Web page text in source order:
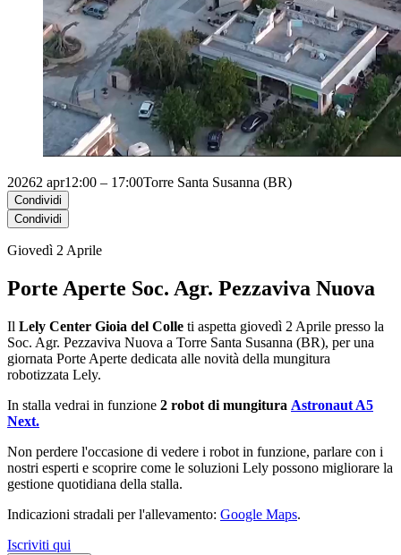
20262 apr12:00 – 17:00Torre Santa Susanna (BR)
Condividi
Condividi
Giovedì 2 Aprile
Porte Aperte Soc. Agr. Pezzaviva Nuova
Il Lely Center Gioia del Colle ti aspetta giovedì 2 Aprile presso la
Soc. Agr. Pezzaviva Nuova a Torre Santa Susanna (BR), per una
giornata Porte Aperte dedicata alle novità della mungitura
robotizzata Lely.
In stalla vedrai in funzione 2 robot di mungitura Astronaut A5
Next.
Non perdere l'occasione di vedere i robot in funzione, parlare con i
nostri esperti e scoprire come le soluzioni Lely possono migliorare la
gestione quotidiana della stalla.
Indicazioni stradali per l'allevamento: Google Maps.
Iscriviti qui